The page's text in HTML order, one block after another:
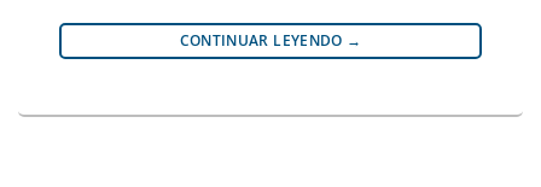
CONTINUAR LEYENDO →